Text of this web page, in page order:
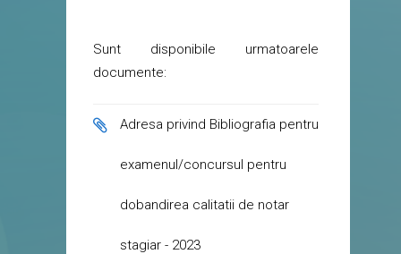
Sunt disponibile urmatoarele
documente:
Adresa privind Bibliografia pentru
examenul/concursul pentru
dobandirea calitatii de notar
stagiar - 2023